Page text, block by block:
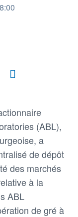
(ABL),
a
de dépôt
des marchés
à la
ABL
de gré à